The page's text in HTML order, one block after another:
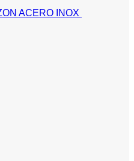
ACERO INOX